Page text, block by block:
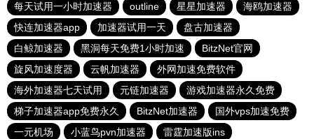
每天试用一小时加速器
outline 星星加速器
海鸥加速器
快连加速器app
加速器试用一天
盘古加速器
白鲸加速器
黑洞每天免费1小时加速
BitzNet官网
旋风加速度器
云帆加速器
外网加速免费软件
海外加速器七天试用
元链加速器
游戏加速器永久免费
梯子加速器app免费永久
BitzNet加速器
国外vps加速免费
一元机场
小蓝鸟pvn加速器
雷霆加速版ins